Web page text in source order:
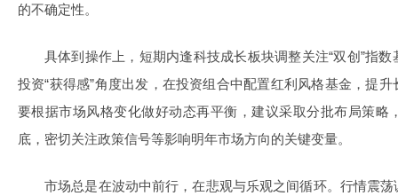
的不确定性。
具体到操作上，短期内逢科技成长板块调整关注“双创”指
投资“获得感”角度出发，在投资组合中配置红利风格基金，提
要根据市场风格变化做好动态再平衡，建议采取分批布局策略
底，密切关注政策信号等影响明年市场方向的关键变量。
市场总是在波动中前行，在悲观与乐观之间循环。行情震